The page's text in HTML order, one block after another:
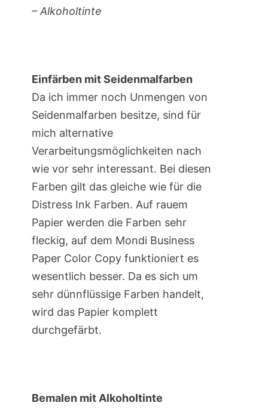
– Alkoholtinte
Einfärben mit Seidenmalfarben
Da ich immer noch Unmengen von
Seidenmalfarben besitze, sind für
mich alternative
Verarbeitungsmöglichkeiten nach
wie vor sehr interessant. Bei diesen
Farben gilt das gleiche wie für die
Distress Ink Farben. Auf rauem
Papier werden die Farben sehr
fleckig, auf dem Mondi Business
Paper Color Copy funktioniert es
wesentlich besser. Da es sich um
sehr dünnflüssige Farben handelt,
wird das Papier komplett
durchgefärbt.
Bemalen mit Alkoholtinte